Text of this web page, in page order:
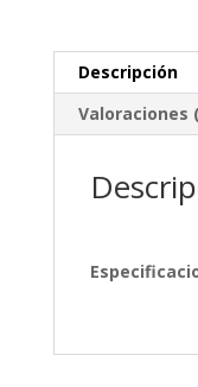
Descripción
Valoraciones